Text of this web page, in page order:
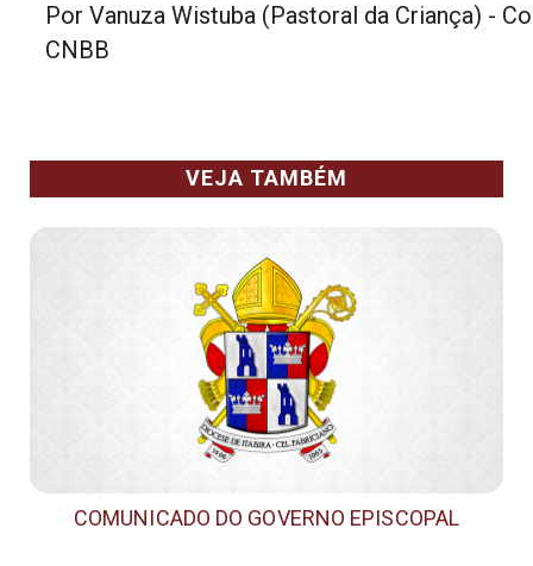
Por Vanuza Wistuba (Pastoral da Criança) -
CNBB
VEJA TAMBÉM
COMUNICADO DO GOVERNO EPISCOPAL